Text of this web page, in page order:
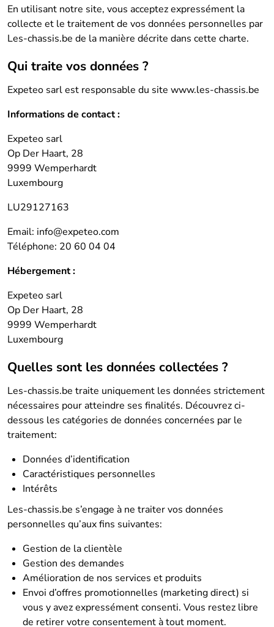
En utilisant notre site, vous acceptez expressément la
collecte et le traitement de vos données personnelles par
Les-chassis.be de la manière décrite dans cette charte.
Qui traite vos données ?
Expeteo sarl est responsable du site www.les-chassis.be
Informations de contact :
Expeteo sarl
Op Der Haart, 28
9999 Wemperhardt
Luxembourg
LU29127163
Email: info@expeteo.com
Téléphone: 20 60 04 04
Hébergement :
Expeteo sarl
Op Der Haart, 28
9999 Wemperhardt
Luxembourg
Quelles sont les données collectées ?
Les-chassis.be traite uniquement les données strictement
nécessaires pour atteindre ses finalités. Découvrez ci-
dessous les catégories de données concernées par le
traitement:
Données d’identification
Caractéristiques personnelles
Intérêts
Les-chassis.be s’engage à ne traiter vos données
personnelles qu’aux fins suivantes:
Gestion de la clientèle
Gestion des demandes
Amélioration de nos services et produits
Envoi d’offres promotionnelles (marketing direct) si
vous y avez expressément consenti. Vous restez libre
de retirer votre consentement à tout moment.